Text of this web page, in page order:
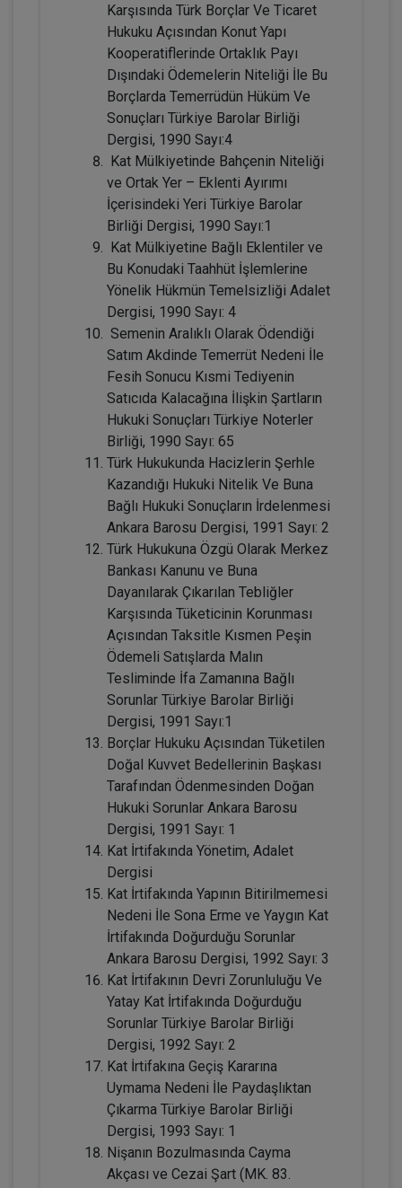
Tüketici Hukuku Enstitüsü
Miras Hukuku - 2 - IV. Medeni Hukuk
Kongresi - X. Oturum
360 TL Sepete Ekle
Tüketici Hukuku Enstitüsü
Fütürist Hukuk - IV. Medeni Hukuk
Kongresi - XI. Oturum
360 TL Sepete Ekle
Tüketici Hukuku Enstitüsü
Miras Hukuku - 1 - IV. Medeni Hukuk
Kongresi - IX. Oturum
360 TL Sepete Ekle
Tüketici Hukuku Enstitüsü
Karşısında Türk Borçlar Ve Ticaret
Hukuku Açısından Konut Yapı
Kooperatiflerinde Ortaklık Payı
Dışındaki Ödemelerin Niteliği İle Bu
Borçlarda Temerrüdün Hüküm Ve
Sonuçları Türkiye Barolar Birliği
Dergisi, 1990 Sayı:4
Kat Mülkiyetinde Bahçenin Niteliği
ve Ortak Yer – Eklenti Ayırımı
İçerisindeki Yeri Türkiye Barolar
Birliği Dergisi, 1990 Sayı:1
Kat Mülkiyetine Bağlı Eklentiler ve
Bu Konudaki Taahhüt İşlemlerine
Yönelik Hükmün Temelsizliği Adalet
Dergisi, 1990 Sayı: 4
Semenin Aralıklı Olarak Ödendiği
Satım Akdinde Temerrüt Nedeni İle
Fesih Sonucu Kısmi Tediyenin
Satıcıda Kalacağına İlişkin Şartların
Hukuki Sonuçları Türkiye Noterler
Birliği, 1990 Sayı: 65
Türk Hukukunda Hacizlerin Şerhle
Kazandığı Hukuki Nitelik Ve Buna
Bağlı Hukuki Sonuçların İrdelenmesi
Ankara Barosu Dergisi, 1991 Sayı: 2
Türk Hukukuna Özgü Olarak Merkez
Bankası Kanunu ve Buna
Dayanılarak Çıkarılan Tebliğler
Karşısında Tüketicinin Korunması
Açısından Taksitle Kısmen Peşin
Ödemeli Satışlarda Malın
Tesliminde İfa Zamanına Bağlı
Sorunlar Türkiye Barolar Birliği
Dergisi, 1991 Sayı:1
Borçlar Hukuku Açısından Tüketilen
Doğal Kuvvet Bedellerinin Başkası
Tarafından Ödenmesinden Doğan
Hukuki Sorunlar Ankara Barosu
Dergisi, 1991 Sayı: 1
Kat İrtifakında Yönetim, Adalet
Dergisi
Kat İrtifakında Yapının Bitirilmemesi
Nedeni İle Sona Erme ve Yaygın Kat
İrtifakında Doğurduğu Sorunlar
Ankara Barosu Dergisi, 1992 Sayı: 3
Kat İrtifakının Devri Zorunluluğu Ve
Yatay Kat İrtifakında Doğurduğu
Sorunlar Türkiye Barolar Birliği
Dergisi, 1992 Sayı: 2
Kat İrtifakına Geçiş Kararına
Uymama Nedeni İle Paydaşlıktan
Çıkarma Türkiye Barolar Birliği
Dergisi, 1993 Sayı: 1
Nişanın Bozulmasında Cayma
Akçası ve Cezai Şart (MK. 83.